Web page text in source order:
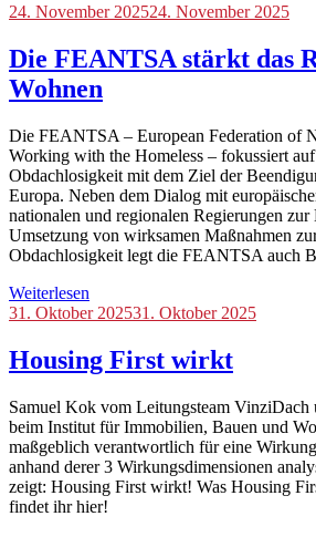
Blog,
24. November 202524. November 2025
Die FEANTSA stärkt das
Wohnen
Die FEANTSA – European Federation of
Working with the Homeless – fokussiert
Obdachlosigkeit mit dem Ziel der
Europa. Neben dem Dialog mit
nationalen und regionalen Regierungen
Umsetzung von wirksamen Maßnahmen
Obdachlosigkeit legt die FEANTSA auch
Weiterlesen
Blog
31. Oktober 202531. Oktober 2025
Housing First wirkt
Samuel Kok vom Leitungsteam VinziDach
beim Institut für Immobilien, Bauen und
maßgeblich verantwortlich für eine
anhand derer 3 Wirkungsdimensionen
zeigt: Housing First wirkt! Was Housing
findet ihr hier!